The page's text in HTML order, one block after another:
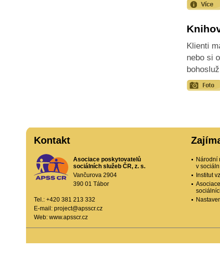
Klienti
nebo si
Kontakt
Asociace poskytovatelů
sociálních služeb ČR, z. s.
Vančurova 2904
390 01 Tábor
Tel.: +420 381 213 332
E-mail: project@apsscr.cz
Web: www.apsscr.cz
Národní
v
Institut